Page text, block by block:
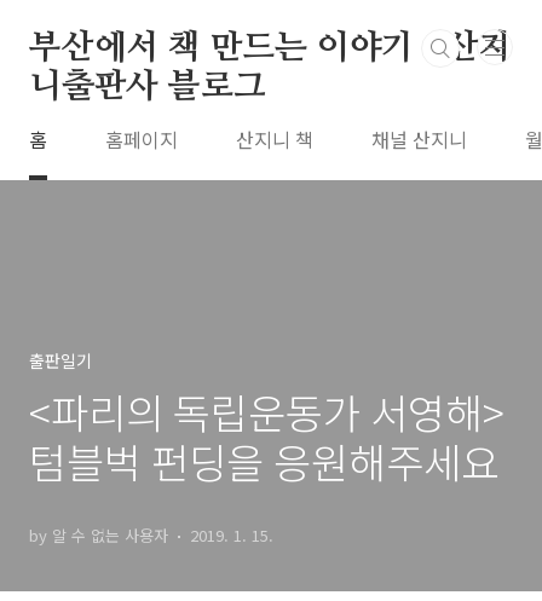
부산에서 책 만드는 이야기 : 산지
니출판사 블로그
홈 홈페이지 산지니 책 채널 산지니
출판일기
<파리의 독립운동가 서영해>
텀블벅 펀딩을 응원해주세요
by 알 수 없는 사용자 2019. 1. 15.